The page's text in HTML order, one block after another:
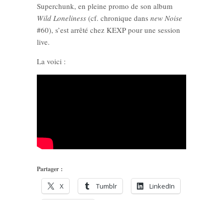
Superchunk, en pleine promo de son album
Wild Loneliness (cf. chronique dans new Noise
#60), s’est arrêté chez KEXP pour une session
live.
La voici :
Partager :
X Tumblr LinkedIn